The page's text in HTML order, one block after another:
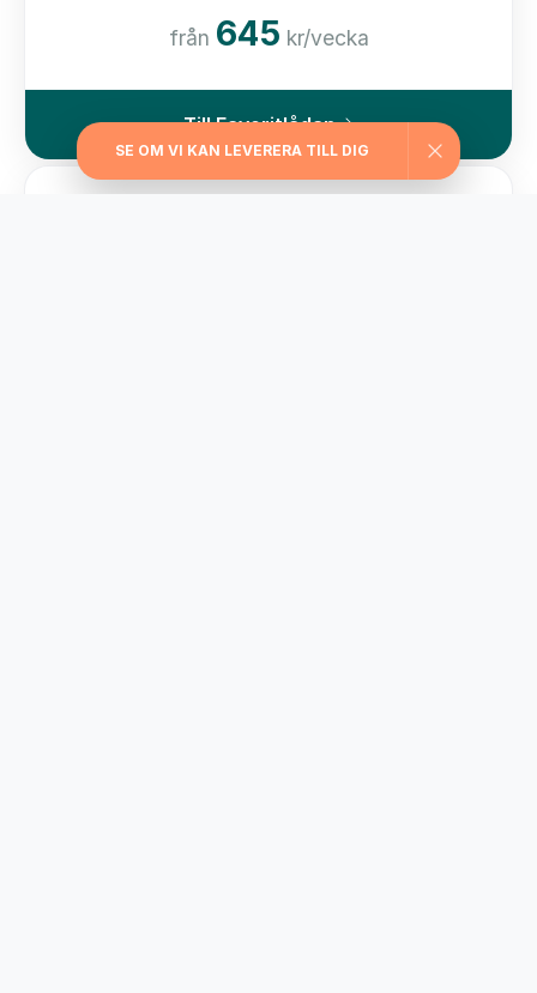
från 645 kr/vecka
Till Favoritlådan
SE OM VI KAN LEVERERA TILL DIG